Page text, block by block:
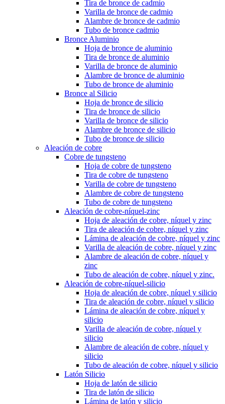
Tira de bronce de cadmio
Varilla de bronce de cadmio
Alambre de bronce de cadmio
Tubo de bronce cadmio
Bronce Aluminio
Hoja de bronce de aluminio
Tira de bronce de aluminio
Varilla de bronce de aluminio
Alambre de bronce de aluminio
Tubo de bronce de aluminio
Bronce al Silicio
Hoja de bronce de silicio
Tira de bronce de silicio
Varilla de bronce de silicio
Alambre de bronce de silicio
Tubo de bronce de silicio
Aleación de cobre
Cobre de tungsteno
Hoja de cobre de tungsteno
Tira de cobre de tungsteno
Varilla de cobre de tungsteno
Alambre de cobre de tungsteno
Tubo de cobre de tungsteno
Aleación de cobre-níquel-zinc
Hoja de aleación de cobre, níquel y zinc
Tira de aleación de cobre, níquel y zinc
Lámina de aleación de cobre, níquel y zinc
Varilla de aleación de cobre, níquel y zinc
Alambre de aleación de cobre, níquel y
zinc
Tubo de aleación de cobre, níquel y zinc.
Aleación de cobre-níquel-silicio
Hoja de aleación de cobre, níquel y silicio
Tira de aleación de cobre, níquel y silicio
Lámina de aleación de cobre, níquel y
silicio
Varilla de aleación de cobre, níquel y
silicio
Alambre de aleación de cobre, níquel y
silicio
Tubo de aleación de cobre, níquel y silicio
Latón Silicio
Hoja de latón de silicio
Tira de latón de silicio
Lámina de latón y silicio